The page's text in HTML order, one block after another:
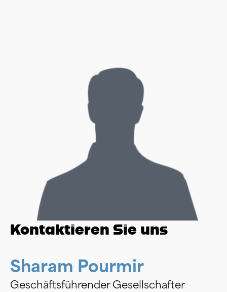
Kontaktieren Sie uns
Sharam Pourmir
Geschäftsführender Gesellschafter